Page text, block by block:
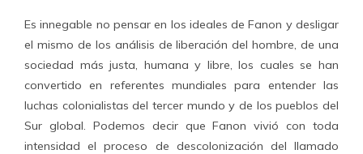
Es innegable no pensar en los ideales de Fanon y desligar
el mismo de los análisis de liberación del hombre, de una
sociedad más justa, humana y libre, los cuales se han
convertido en referentes mundiales para entender las
luchas colonialistas del tercer mundo y de los pueblos del
Sur global. Podemos decir que Fanon vivió con toda
intensidad el proceso de descolonización del llamado